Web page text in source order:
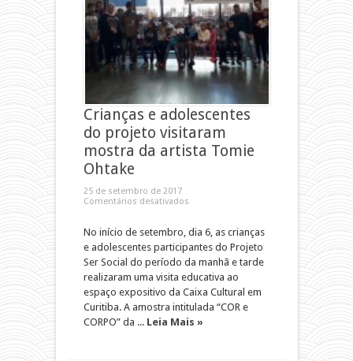
Crianças e adolescentes
do projeto visitaram
mostra da artista Tomie
Ohtake
25 de setembro de 2017
Comentários desativados
No início de setembro, dia 6, as crianças
e adolescentes participantes do Projeto
Ser Social do período da manhã e tarde
realizaram uma visita educativa ao
espaço expositivo da Caixa Cultural em
Curitiba. A amostra intitulada “COR e
CORPO” da ... Leia Mais »